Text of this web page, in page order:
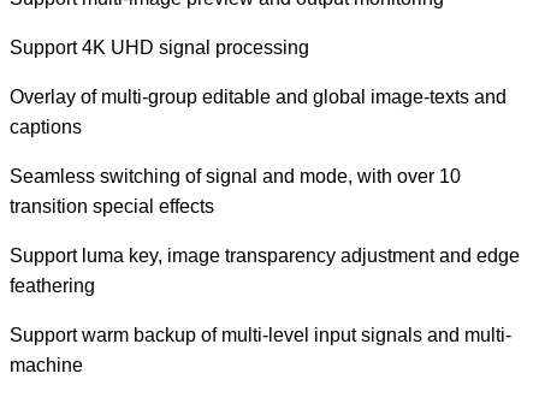
Support 4K UHD signal processing
Overlay of multi-group editable and global image-texts and
captions
Seamless switching of signal and mode, with over 10
transition special effects
Support luma key, image transparency adjustment and edge
feathering
Support warm backup of multi-level input signals and multi-
machine